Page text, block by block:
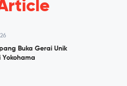
Buka Gerai Unik
Yokohama